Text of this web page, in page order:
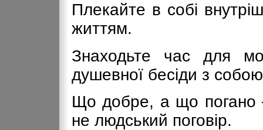
Плекайте в собі
життям.
Знаходьте час для
душевної бесіди з
Що добре, а що погано
не людський поговір.